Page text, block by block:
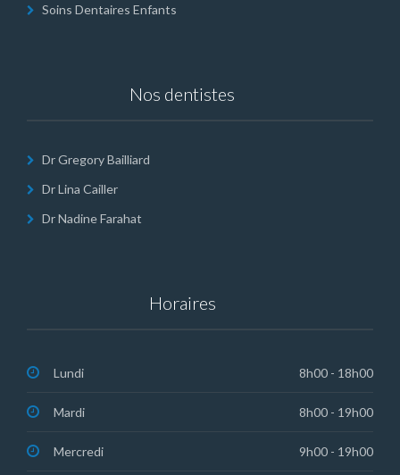
Soins Dentaires Enfants
Nos dentistes
Dr Gregory Bailliard
Dr Lina Cailler
Dr Nadine Farahat
Horaires
Lundi 8h00 - 18h00
Mardi 8h00 - 19h00
Mercredi 9h00 - 19h00